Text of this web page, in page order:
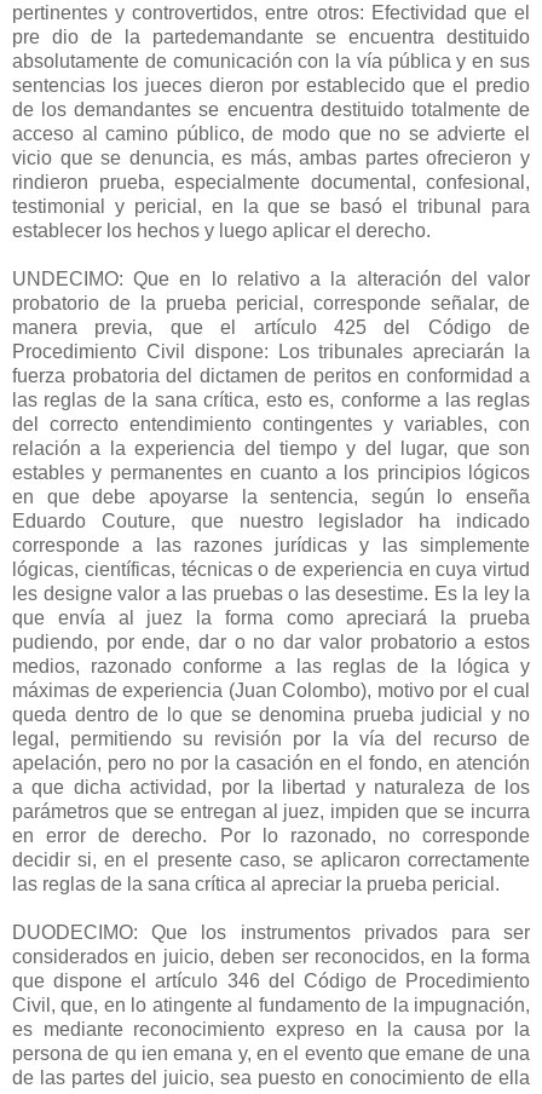
pertinentes y controvertidos, entre otros: Efectividad que el
pre dio de la partedemandante se encuentra destituido
absolutamente de comunicación con la vía pública y en sus
sentencias los jueces dieron por establecido que el predio
de los demandantes se encuentra destituido totalmente de
acceso al camino público, de modo que no se advierte el
vicio que se denuncia, es más, ambas partes ofrecieron y
rindieron prueba, especialmente documental, confesional,
testimonial y pericial, en la que se basó el tribunal para
establecer los hechos y luego aplicar el derecho.
UNDECIMO: Que en lo relativo a la alteración del valor
probatorio de la prueba pericial, corresponde señalar, de
manera previa, que el artículo 425 del Código de
Procedimiento Civil dispone: Los tribunales apreciarán la
fuerza probatoria del dictamen de peritos en conformidad a
las reglas de la sana crítica, esto es, conforme a las reglas
del correcto entendimiento contingentes y variables, con
relación a la experiencia del tiempo y del lugar, que son
estables y permanentes en cuanto a los principios lógicos
en que debe apoyarse la sentencia, según lo enseña
Eduardo Couture, que nuestro legislador ha indicado
corresponde a las razones jurídicas y las simplemente
lógicas, científicas, técnicas o de experiencia en cuya virtud
les designe valor a las pruebas o las desestime. Es la ley la
que envía al juez la forma como apreciará la prueba
pudiendo, por ende, dar o no dar valor probatorio a estos
medios, razonado conforme a las reglas de la lógica y
máximas de experiencia (Juan Colombo), motivo por el cual
queda dentro de lo que se denomina prueba judicial y no
legal, permitiendo su revisión por la vía del recurso de
apelación, pero no por la casación en el fondo, en atención
a que dicha actividad, por la libertad y naturaleza de los
parámetros que se entregan al juez, impiden que se incurra
en error de derecho. Por lo razonado, no corresponde
decidir si, en el presente caso, se aplicaron correctamente
las reglas de la sana crítica al apreciar la prueba pericial.
DUODECIMO: Que los instrumentos privados para ser
considerados en juicio, deben ser reconocidos, en la forma
que dispone el artículo 346 del Código de Procedimiento
Civil, que, en lo atingente al fundamento de la impugnación,
es mediante reconocimiento expreso en la causa por la
persona de qu ien emana y, en el evento que emane de una
de las partes del juicio, sea puesto en conocimiento de ella